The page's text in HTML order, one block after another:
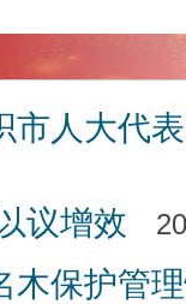
市人大代
议增效
木保护管